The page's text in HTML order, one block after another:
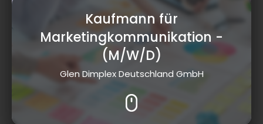
Kaufmann für
Marketingkommunikation -
(M/W/D)
Glen Dimplex Deutschland GmbH